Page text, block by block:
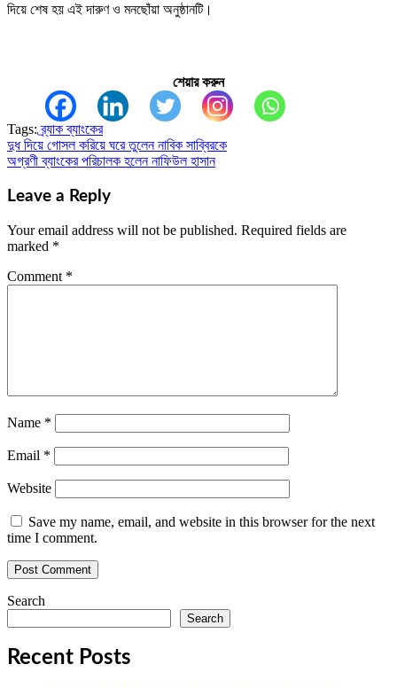
দিয়ে শেষ হয় এই দারুণ ও মনছোঁয়া অনুষ্ঠানটি।
শেয়ার করুন
Tags: ব্র্যাক ব্যাংকের
Post
navigation
দুধ দিয়ে গোসল করিয়ে ঘরে তুলেন নাবিক সাব্বিরকে
অগ্রণী ব্যাংকের পরিচালক হলেন নাফিউল হাসান
Leave a Reply
Your email address will not be published. Required fields are
marked *
Comment *
Name *
Email *
Website
Save my name, email, and website in this browser for the next
time I comment.
Search
Search
Recent Posts